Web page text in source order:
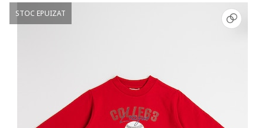
STOC EPUIZAT